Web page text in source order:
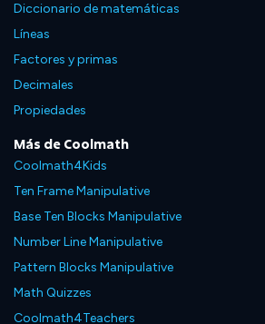
Diccionario de matemáticas
Líneas
Factores y primas
Decimales
Propiedades
Más de Coolmath
Coolmath4Kids
Ten Frame Manipulative
Base Ten Blocks Manipulative
Number Line Manipulative
Pattern Blocks Manipulative
Math Quizzes
Coolmath4Teachers